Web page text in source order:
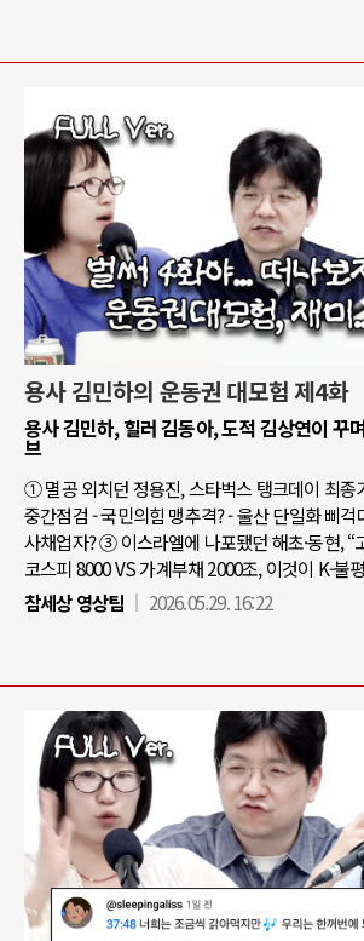
용사 김민하의 운동권 대모험 제4화
용사 김민하, 힐러 김동아, 도적 김상연이 꾸
브
① 멸공 외치던 정용진, 스타벅스 탱크데이 최
중간점검 - 국민의힘 맹추격? - 울산 단일화 삐
사채업자? ③ 이스라엘에 나포됐던 해초·동현,
코스피 8000 VS 가계부채 2000조, 이것이 K-불
참세상 영상팀
2026.05.29. 16:22